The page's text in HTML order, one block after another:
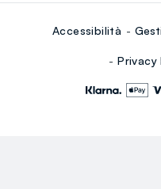
Accessibilità
Privacy